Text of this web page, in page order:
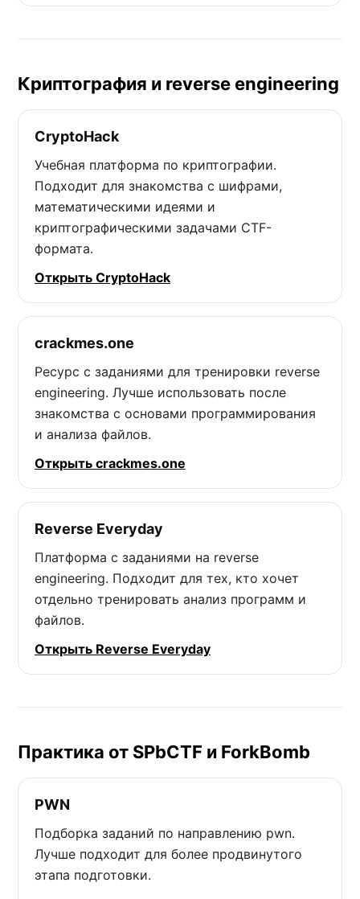
Криптография и reverse engineering
CryptoHack
Учебная платформа по криптографии.
Подходит для знакомства с шифрами,
математическими идеями и
криптографическими задачами CTF-
формата.
Открыть CryptoHack
crackmes.one
Ресурс с заданиями для тренировки reverse
engineering. Лучше использовать после
знакомства с основами программирования
и анализа файлов.
Открыть crackmes.one
Reverse Everyday
Платформа с заданиями на reverse
engineering. Подходит для тех, кто хочет
отдельно тренировать анализ программ и
файлов.
Открыть Reverse Everyday
Практика от SPbCTF и ForkBomb
PWN
Подборка заданий по направлению pwn.
Лучше подходит для более продвинутого
этапа подготовки.